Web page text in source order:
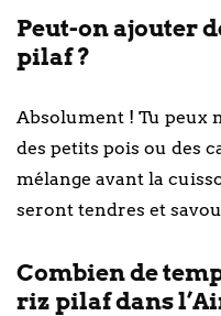
Peut-on ajouter
pilaf ?
Absolument ! Tu peux
des petits pois ou des
mélange avant la
seront tendres et
Combien de
riz pilaf dans